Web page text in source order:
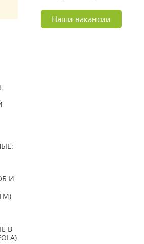
И
В
Наши вакансии